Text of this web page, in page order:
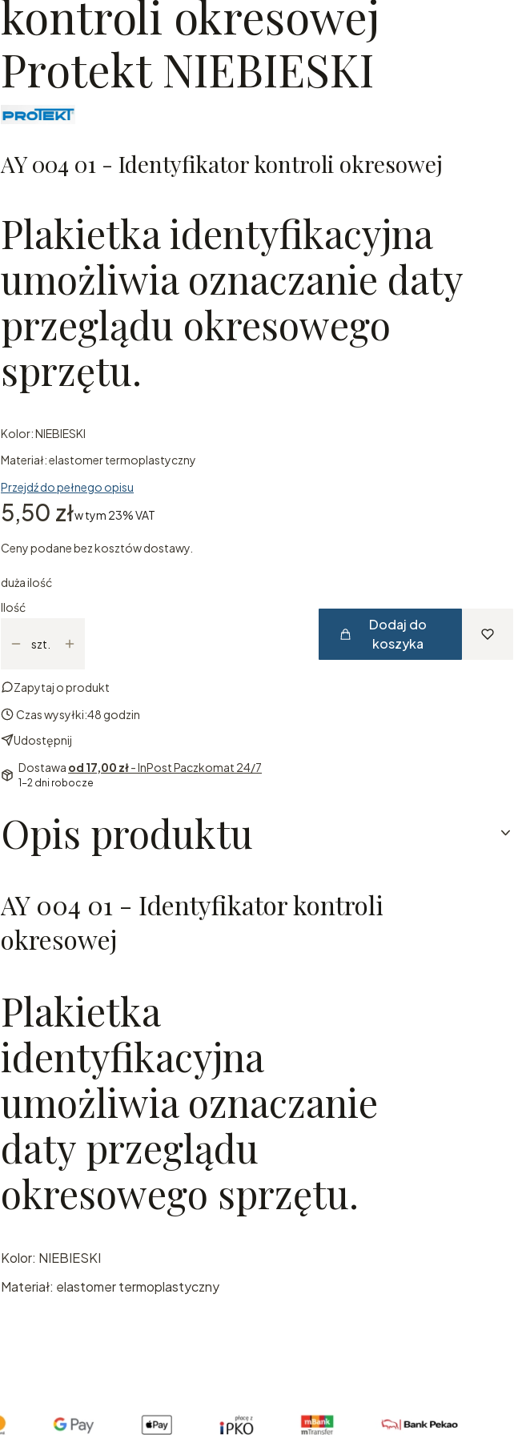
kontroli okresowej
Protekt NIEBIESKI
AY 004 01 - Identyfikator kontroli okresowej
Plakietka identyfikacyjna
umożliwia oznaczanie daty
przeglądu okresowego
sprzętu.
Kolor: NIEBIESKI
Materiał: elastomer termoplastyczny
Przejdź do pełnego opisu
Cena
5,50 złw tym 23% VAT
w tym 23%VAT
Ceny podane bez kosztów dostawy.
duża ilość
Ilość
szt.
Dodaj do
koszyka
Zapytaj o produkt
Czas wysyłki:48 godzin
Udostępnij
Dostawa od 17,00 zł- InPost Paczkomat 24/7
1-2 dni robocze
Opis produktu
AY 004 01 - Identyfikator kontroli
okresowej
Plakietka
identyfikacyjna
umożliwia oznaczanie
daty przeglądu
okresowego sprzętu.
Kolor: NIEBIESKI
Materiał: elastomer termoplastyczny